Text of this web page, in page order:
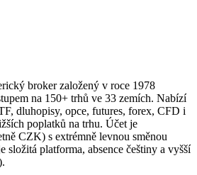
broker založený v roce 1978
na 150+ trhů ve 33 zemích. Nabízí
dluhopisy, opce, futures, forex, CFD i
poplatků na trhu. Účet je
CZK) s extrémně levnou směnou
složitá platforma, absence češtiny a vyšší